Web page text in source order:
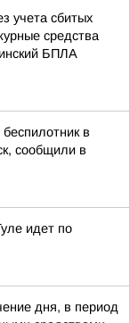
учета сбитых
средства
БПЛА
в
сообщили в
идет по
дня, в период